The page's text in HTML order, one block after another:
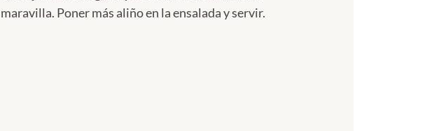
maravilla. Poner más aliño en la ensalada y servir.